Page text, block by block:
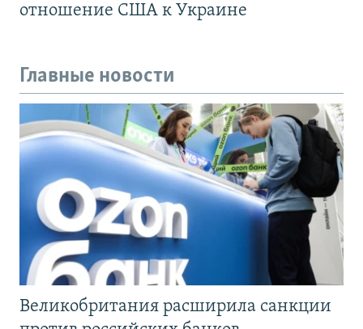
отношение США к Украине
Главные новости
Великобритания расширила санкции